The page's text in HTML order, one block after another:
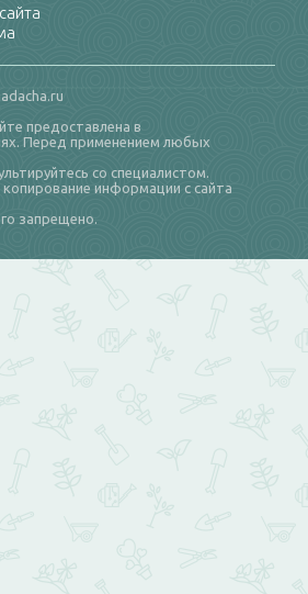
предоставлена в
Перед применением любых
со специалистом.
информации с сайта
запрещено.